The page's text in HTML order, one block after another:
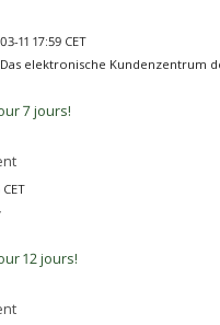
11 17:59 CET
elektronische Kundenzentrum
7 jours!
12 jours!